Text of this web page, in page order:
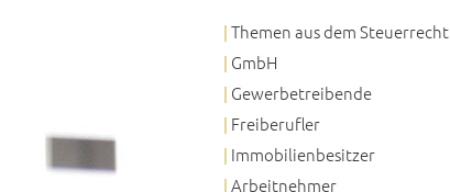
Themen aus dem Steuerrecht
GmbH
Gewerbetreibende
Freiberufler
Immobilienbesitzer
Arbeitnehmer